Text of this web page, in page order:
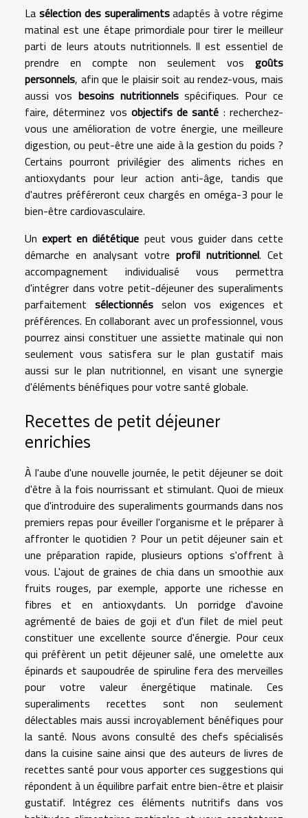
La sélection des superalimentsadaptés à votre régime
matinal est une étape primordiale pour tirer le meilleur
parti de leurs atouts nutritionnels. Il est essentiel de
prendre en compte non seulement vos goûts
personnels, afin que le plaisir soit au rendez-vous, mais
aussi vos besoins nutritionnelsspécifiques. Pour ce
faire, déterminez vos objectifs de santé : recherchez-
vous une amélioration de votre énergie, une meilleure
digestion, ou peut-être une aide à la gestion du poids ?
Certains pourront privilégier des aliments riches en
antioxydants pour leur action anti-âge, tandis que
d'autres préféreront ceux chargés en oméga-3 pour le
bien-être cardiovasculaire.
Unexpert en diététique peut vous guider dans cette
démarche en analysant votre profil nutritionnel. Cet
accompagnement individualisé vous permettra
d'intégrer dans votre petit-déjeuner des superaliments
parfaitement sélectionnésselon vos exigences et
préférences. En collaborant avec un professionnel, vous
pourrez ainsi constituer une assiette matinale qui non
seulement vous satisfera sur le plan gustatif mais
aussi sur le plan nutritionnel, en visant une synergie
d'éléments bénéfiques pour votre santé globale.
Recettes de petit déjeuner
enrichies
À l'aube d'une nouvelle journée, le petit déjeuner se doit
d'être à la fois nourrissant et stimulant. Quoi de mieux
que d'introduire des superaliments gourmands dans nos
premiers repas pour éveiller l'organisme et le préparer à
affronter le quotidien ? Pour un petit déjeuner sain et
une préparation rapide, plusieurs options s'offrent à
vous. L'ajout de graines de chia dans un smoothie aux
fruits rouges, par exemple, apporte une richesse en
fibres et en antioxydants. Un porridge d'avoine
agrémenté de baies de goji et d'un filet de miel peut
constituer une excellente source d'énergie. Pour ceux
qui préfèrent un petit déjeuner salé, une omelette aux
épinards et saupoudrée de spiruline fera des merveilles
pour votre valeur énergétique matinale. Ces
superaliments recettes sont non seulement
délectables mais aussi incroyablement bénéfiques pour
la santé. Nous avons consulté des chefs spécialisés
dans la cuisine saine ainsi que des auteurs de livres de
recettes santé pour vous apporter ces suggestions qui
répondent à un équilibre parfait entre bien-être et plaisir
gustatif. Intégrez ces éléments nutritifs dans vos